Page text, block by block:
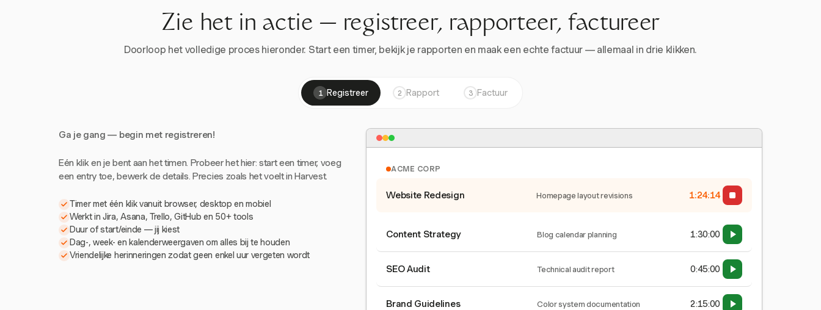
Zie het in actie — registreer, rapporteer, factureer
Doorloop het volledige proces hieronder. Start een timer, bekijk je rapporten en maak een echte factuur — allemaal in drie klikken.
1 Registreer 2 Rapport 3 Factuur
Ga je gang — begin met registreren!
Eén klik en je bent aan het timen. Probeer het hier: start een timer, voeg
een entry toe, bewerk de details. Precies zoals het voelt in Harvest.
Timer met één klik vanuit browser, desktop en mobiel
Werkt in Jira, Asana, Trello, GitHub en 50+ tools
Duur of start/einde — jij kiest
Dag-, week- en kalenderweergaven om alles bij te houden
Vriendelijke herinneringen zodat geen enkel uur vergeten wordt
ACME CORP
Website Redesign Homepage layout revisions 1:24:15
Content Strategy Blog calendar planning 1:30:00
SEO Audit Technical audit report 0:45:00
Brand Guidelines Color system documentation 2:15:00